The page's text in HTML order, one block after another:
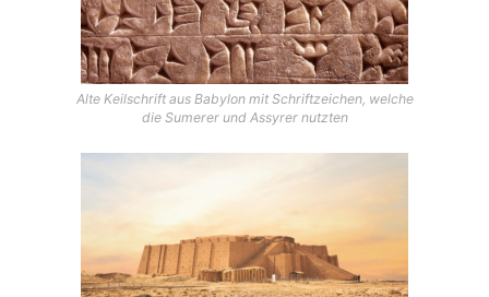
Alte Keilschrift aus Babylon mit Schriftzeichen, welche
die Sumerer und Assyrer nutzten